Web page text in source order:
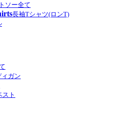
ソー全て
長袖Tシャツ(ロンT)
ィガン
スト